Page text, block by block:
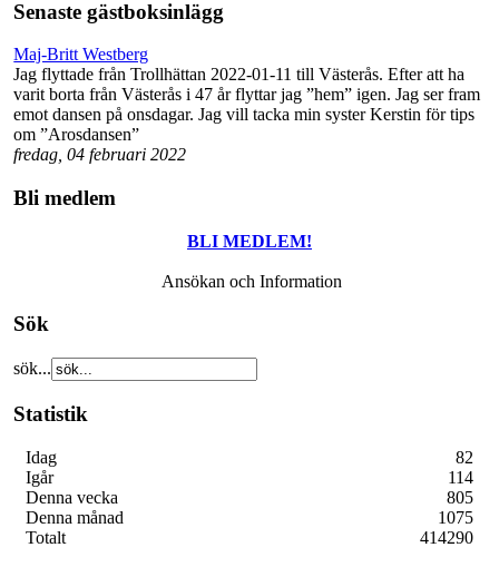
Senaste gästboksinlägg
Maj-Britt Westberg
Jag flyttade från Trollhättan 2022-01-11 till Västerås. Efter att ha
varit borta från Västerås i 47 år flyttar jag ”hem” igen. Jag ser fram
emot dansen på onsdagar. Jag vill tacka min syster Kerstin för tips
om ”Arosdansen”
fredag, 04 februari 2022
Bli medlem
BLI MEDLEM!
Ansökan och Information
Sök
sök...
Statistik
Idag
82
Igår
114
Denna vecka
805
Denna månad
1075
Totalt
414290